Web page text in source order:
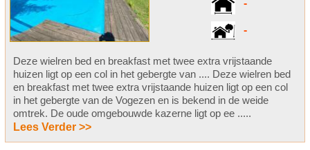
-
-
Deze wielren bed en breakfast met twee extra vrijstaande
huizen ligt op een col in het gebergte van .... Deze wielren bed
en breakfast met twee extra vrijstaande huizen ligt op een col
in het gebergte van de Vogezen en is bekend in de weide
omtrek. De oude omgebouwde kazerne ligt op ee .....
Lees Verder >>